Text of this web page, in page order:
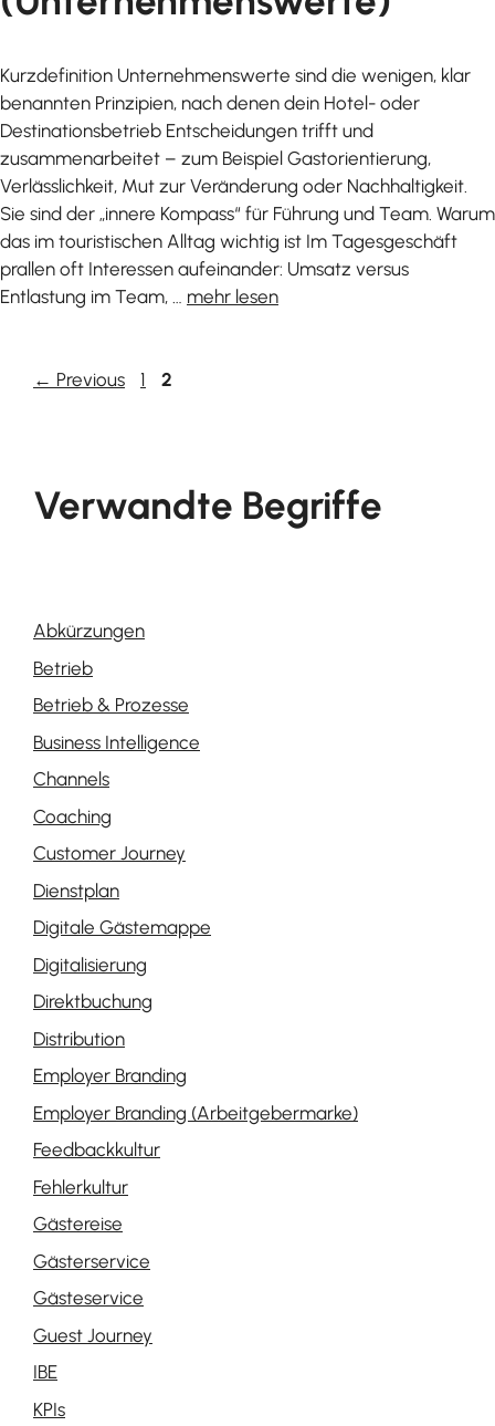
Kurzdefinition Unternehmenswerte sind die wenigen, klar
benannten Prinzipien, nach denen dein Hotel- oder
Destinationsbetrieb Entscheidungen trifft und
zusammenarbeitet – zum Beispiel Gastorientierung,
Verlässlichkeit, Mut zur Veränderung oder Nachhaltigkeit.
Sie sind der „innere Kompass“ für Führung und Team. Warum
das im touristischen Alltag wichtig ist Im Tagesgeschäft
prallen oft Interessen aufeinander: Umsatz versus
Entlastung im Team, … mehr lesen
← Previous Page
1 Page
2
Verwandte Begriffe
Abkürzungen
Betrieb
Betrieb & Prozesse
Business Intelligence
Channels
Coaching
Customer Journey
Dienstplan
Digitale Gästemappe
Digitalisierung
Direktbuchung
Distribution
Employer Branding
Employer Branding (Arbeitgebermarke)
Feedbackkultur
Fehlerkultur
Gästereise
Gästerservice
Gästeservice
Guest Journey
IBE
KPIs